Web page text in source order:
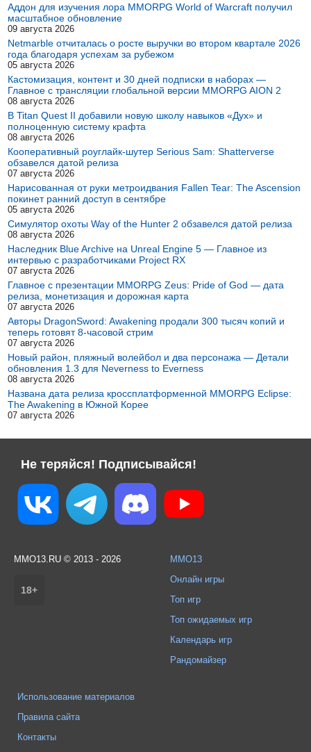
Аддон для изучения лора MMORPG World of Warcraft получил
масштабное обновление
09 августа 2026
Netmarble отчиталась о росте выручки во втором квартале 2026
года благодаря успехам за рубежом
05 августа 2026
Кастомизация, контент и 30 дней подписки в наборах —
Главное с трансляции глобальной версии MMORPG AION 2
08 августа 2026
В Titan Quest II добавили новую школу навыков «Дух» и
полноценную систему крафта
08 августа 2026
Кооперативный роуглайк-шутер Serious Sam: Shatterverse
обзавелся датой релиза
07 августа 2026
Нарисованная от руки метроидвания Fallen Tear: The Ascension
покинет ранний доступ в сентябре
05 августа 2026
Симулятор охоты Way of the Hunter 2 обзавелся датой релиза
08 августа 2026
Наследник Blue Archive на Unreal Engine 5 — Главное из
интервью с разработчиками Project RX
07 августа 2026
Главное с презентации MMORPG Zeus: Pride of God — дата
релиза, монетизация и дорожная карта
07 августа 2026
Авторы DragonSword: Awakening продали 300 тысяч копий и
теперь готовят 8-часовой стрим
07 августа 2026
Новый район, пляжный волейбол и два персонажа — Детали
обновления 1.3 для Neverness to Everness
08 августа 2026
Названа дата релиза кроссплатформенной MMORPG Eclipse:
The Awakening в Южной Корее
07 августа 2026
Не теряйся! Подписывайся!
MMO13.RU © 2013 - 2026
18+
MMO13
Онлайн игры
Топ игр
Топ ожидаемых игр
Календарь игр
Рандомайзер
Использование материалов
Правила сайта
Контакты